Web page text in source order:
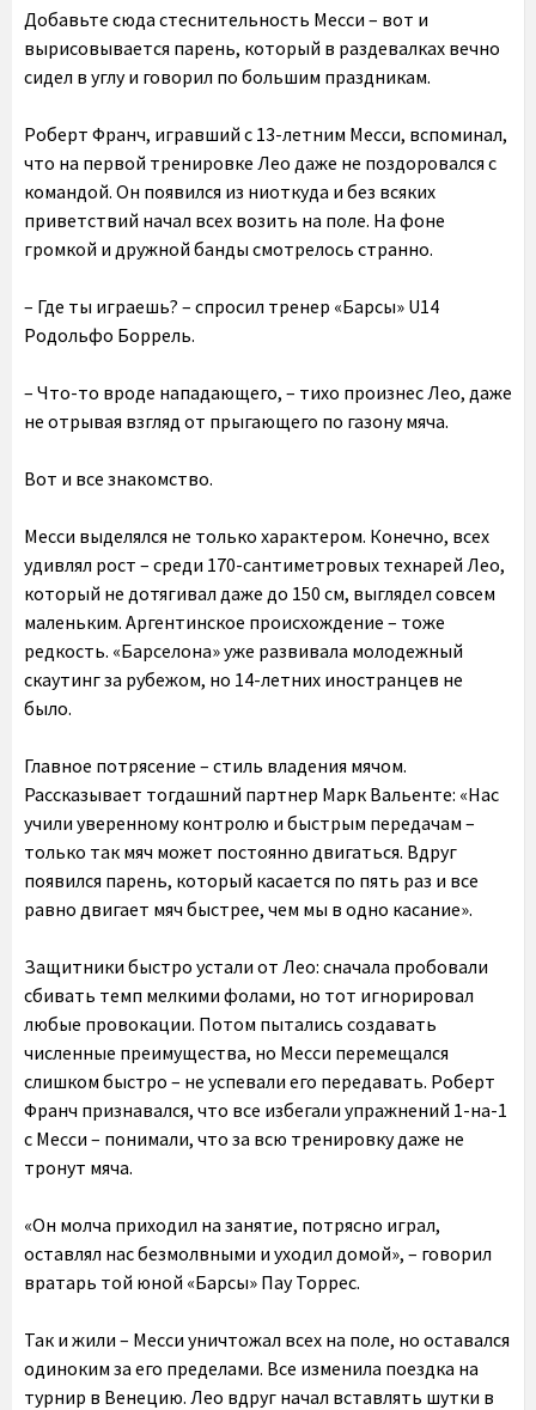
Добавьте сюда стеснительность Месси – вот и
вырисовывается парень, который в раздевалках вечно
сидел в углу и говорил по большим праздникам.
Роберт Франч, игравший с 13-летним Месси, вспоминал,
что на первой тренировке Лео даже не поздоровался с
командой. Он появился из ниоткуда и без всяких
приветствий начал всех возить на поле. На фоне
громкой и дружной банды смотрелось странно.
– Где ты играешь? – спросил тренер «Барсы» U14
Родольфо Боррель.
– Что-то вроде нападающего, – тихо произнес Лео, даже
не отрывая взгляд от прыгающего по газону мяча.
Вот и все знакомство.
Месси выделялся не только характером. Конечно, всех
удивлял рост – среди 170-сантиметровых технарей Лео,
который не дотягивал даже до 150 см, выглядел совсем
маленьким. Аргентинское происхождение – тоже
редкость. «Барселона» уже развивала молодежный
скаутинг за рубежом, но 14-летних иностранцев не
было.
Главное потрясение – стиль владения мячом.
Рассказывает тогдашний партнер Марк Вальенте: «Нас
учили уверенному контролю и быстрым передачам –
только так мяч может постоянно двигаться. Вдруг
появился парень, который касается по пять раз и все
равно двигает мяч быстрее, чем мы в одно касание».
Защитники быстро устали от Лео: сначала пробовали
сбивать темп мелкими фолами, но тот игнорировал
любые провокации. Потом пытались создавать
численные преимущества, но Месси перемещался
слишком быстро – не успевали его передавать. Роберт
Франч признавался, что все избегали упражнений 1-на-1
с Месси – понимали, что за всю тренировку даже не
тронут мяча.
«Он молча приходил на занятие, потрясно играл,
оставлял нас безмолвными и уходил домой», – говорил
вратарь той юной «Барсы» Пау Торрес.
Так и жили – Месси уничтожал всех на поле, но оставался
одиноким за его пределами. Все изменила поездка на
турнир в Венецию. Лео вдруг начал вставлять шутки в